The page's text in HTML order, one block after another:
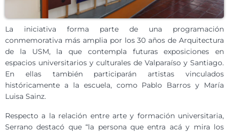
La iniciativa forma parte de una programación
conmemorativa más amplia por los 30 años de Arquitectura
de la USM, la que contempla futuras exposiciones en
espacios universitarios y culturales de Valparaíso y Santiago.
En ellas también participarán artistas vinculados
históricamente a la escuela, como Pablo Barros y María
Luisa Sainz.
Respecto a la relación entre arte y formación universitaria,
Serrano destacó que “la persona que entra acá y mira los